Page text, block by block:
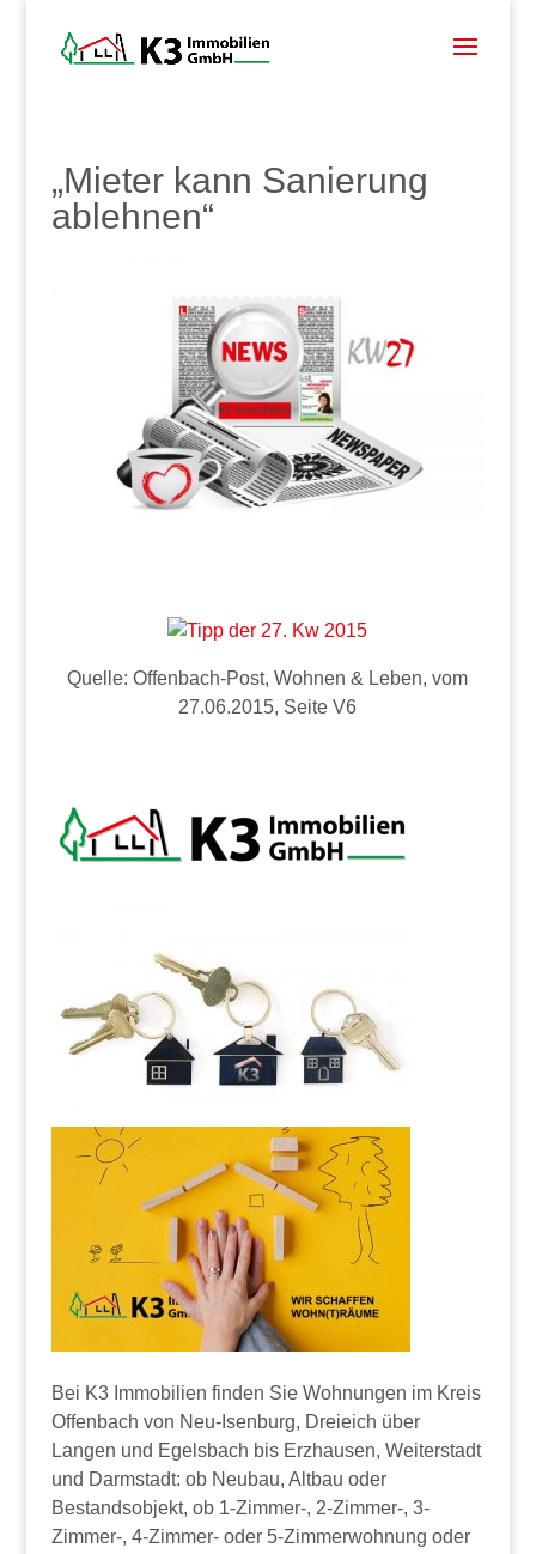
„Mieter kann Sanierung
ablehnen“
Quelle: Offenbach-Post, Wohnen & Leben, vom
27.06.2015, Seite V6
Bei K3 Immobilien finden Sie Wohnungen im Kreis
Offenbach von Neu-Isenburg, Dreieich über
Langen und Egelsbach bis Erzhausen, Weiterstadt
und Darmstadt: ob Neubau, Altbau oder
Bestandsobjekt, ob 1-Zimmer-, 2-Zimmer-, 3-
Zimmer-, 4-Zimmer- oder 5-Zimmerwohnung oder